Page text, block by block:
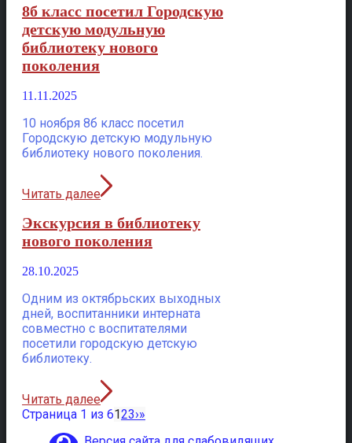
8б класс посетил Городскую
детскую модульную
библиотеку нового
поколения
11.11.2025
10 ноября 8б класс посетил
Городскую детскую модульную
библиотеку нового поколения.
Читать далее
Экскурсия в библиотеку
нового поколения
28.10.2025
Одним из октябрьских выходных
дней, воспитанники интерната
совместно с воспитателями
посетили городскую детскую
библиотеку.
Читать далее
Страница 1 из 6123›»